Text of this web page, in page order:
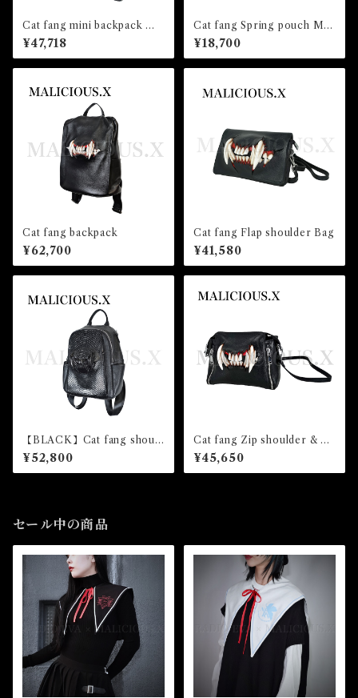
Cat fang mini backpack （si
de pocket)
¥47,718
Cat fang Spring pouch Msi
ze(Black)
¥18,700
Cat fang backpack
¥62,700
Cat fang Flap shoulder Bag
¥41,580
【BLACK】Cat fang should
er & backpack（snake）
¥52,800
Cat fang Zip shoulder & Ha
nd Bag
¥45,650
セール中の商品